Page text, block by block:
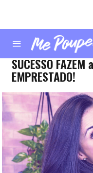
5 perguntas que
SUCESSO
EMPRESTADO!